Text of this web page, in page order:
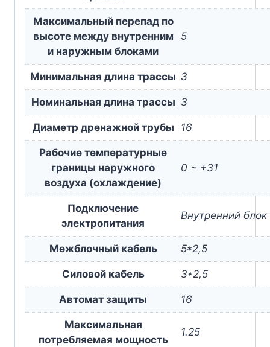
Максимальный перепад по
высоте между внутренним
и наружным блоками
5
Минимальная длина трассы 3
Номинальная длина трассы 3
Диаметр дренажной трубы 16
Рабочие температурные
границы наружного
воздуха (охлаждение)
0 ~ +31
Подключение
электропитания
Внутренний блок
Межблочный кабель 5*2,5
Силовой кабель 3*2,5
Автомат защиты 16
Максимальная
потребляемая мощность
1.25